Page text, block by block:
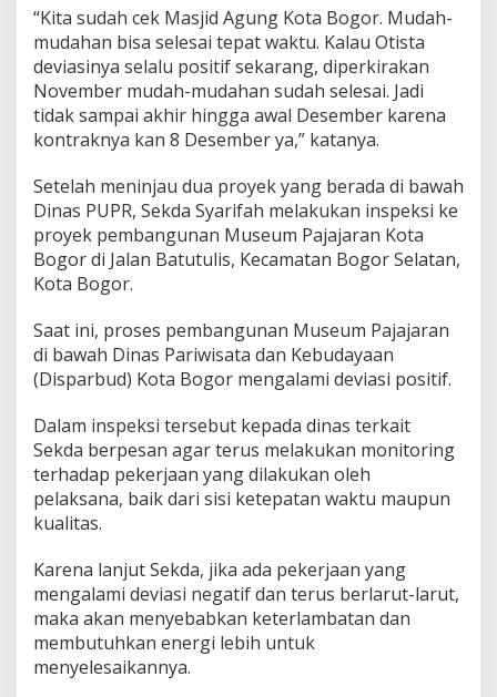
t
W
a
k
t
u
“Kita sudah cek Masjid Agung Kota Bogor. Mudah-
mudahan bisa selesai tepat waktu. Kalau Otista
deviasinya selalu positif sekarang, diperkirakan
November mudah-mudahan sudah selesai. Jadi
tidak sampai akhir hingga awal Desember karena
kontraknya kan 8 Desember ya,” katanya.
Setelah meninjau dua proyek yang berada di bawah
Dinas PUPR, Sekda Syarifah melakukan inspeksi ke
proyek pembangunan Museum Pajajaran Kota
Bogor di Jalan Batutulis, Kecamatan Bogor Selatan,
Kota Bogor.
Saat ini, proses pembangunan Museum Pajajaran
di bawah Dinas Pariwisata dan Kebudayaan
(Disparbud) Kota Bogor mengalami deviasi positif.
Dalam inspeksi tersebut kepada dinas terkait
Sekda berpesan agar terus melakukan monitoring
terhadap pekerjaan yang dilakukan oleh
pelaksana, baik dari sisi ketepatan waktu maupun
kualitas.
Karena lanjut Sekda, jika ada pekerjaan yang
mengalami deviasi negatif dan terus berlarut-larut,
maka akan menyebabkan keterlambatan dan
membutuhkan energi lebih untuk
menyelesaikannya.